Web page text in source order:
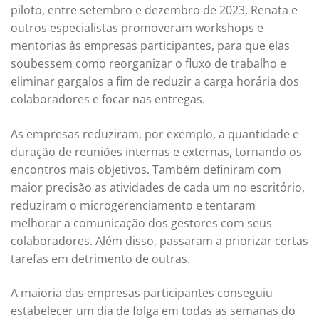
piloto, entre setembro e dezembro de 2023, Renata e
outros especialistas promoveram workshops e
mentorias às empresas participantes, para que elas
soubessem como reorganizar o fluxo de trabalho e
eliminar gargalos a fim de reduzir a carga horária dos
colaboradores e focar nas entregas.
As empresas reduziram, por exemplo, a quantidade e
duração de reuniões internas e externas, tornando os
encontros mais objetivos. Também definiram com
maior precisão as atividades de cada um no escritório,
reduziram o microgerenciamento e tentaram
melhorar a comunicação dos gestores com seus
colaboradores. Além disso, passaram a priorizar certas
tarefas em detrimento de outras.
A maioria das empresas participantes conseguiu
estabelecer um dia de folga em todas as semanas do